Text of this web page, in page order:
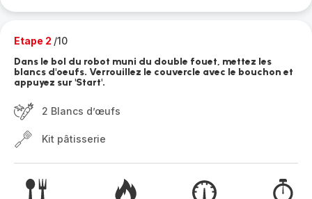
Etape 2 /10
Dans le bol du robot muni du double fouet, mettez les
blancs d'oeufs. Verrouillez le couvercle avec le bouchon et
appuyez sur 'Start'.
2 Blancs d’œufs
Kit pâtisserie